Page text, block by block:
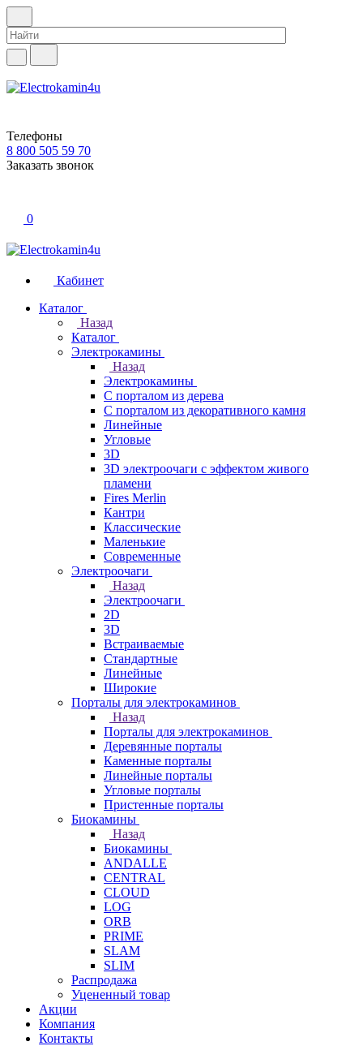
Телефоны
8 800 505 59 70
Заказать звонок
0
Кабинет
Каталог
Назад
Каталог
Электрокамины
Назад
Электрокамины
С порталом из дерева
С порталом из декоративного камня
Линейные
Угловые
3D
3D электроочаги с эффектом живого
пламени
Fires Merlin
Кантри
Классические
Маленькие
Современные
Электроочаги
Назад
Электроочаги
2D
3D
Встраиваемые
Стандартные
Линейные
Широкие
Порталы для электрокаминов
Назад
Порталы для электрокаминов
Деревянные порталы
Каменные порталы
Линейные порталы
Угловые порталы
Пристенные порталы
Биокамины
Назад
Биокамины
ANDALLE
CENTRAL
CLOUD
LOG
ORB
PRIME
SLAM
SLIM
Распродажа
Уцененный товар
Акции
Компания
Контакты